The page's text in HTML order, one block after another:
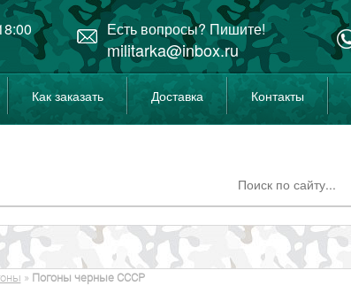
Есть вопросы? Пишите!
militarka@inbox.ru
Как заказать Доставка Контакты
» Погоны черные СССР